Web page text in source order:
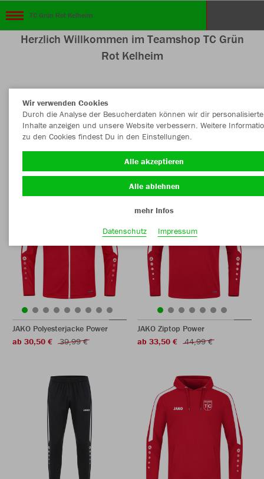
TC Grün Rot Kelheim
Herzlich Willkommen im Teamshop TC Grün
Rot Kelheim
Nachhaltig Farbe
JAKO Polyesterjacke Power
ab 30,50 €
39,99 €
JAKO Ziptop Power
ab 33,50 €
44,99 €
Wir verwenden Cookies
Durch die Analyse der Besucherdaten können wir dir personalisierte
Inhalte anzeigen und unsere Website verbessern. Weitere
zu den Cookies findest Du in den Einstellungen.
Alle akzeptieren
Alle ablehnen
mehr Infos
Datenschutz
Impressum